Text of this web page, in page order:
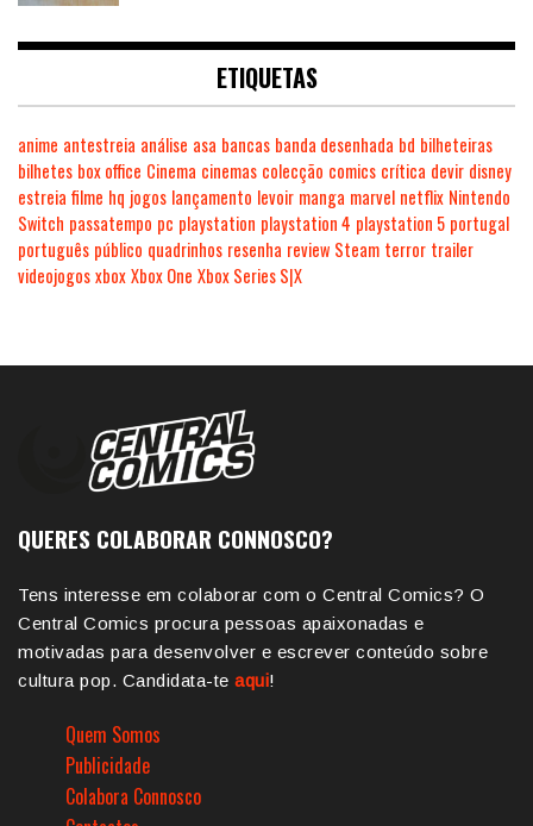
ETIQUETAS
anime antestreia análise asa bancas banda desenhada bd bilheteiras
bilhetes box office Cinema cinemas colecção comics crítica devir disney
estreia filme hq jogos lançamento levoir manga marvel netflix Nintendo
Switch passatempo pc playstation playstation 4 playstation 5 portugal
português público quadrinhos resenha review Steam terror trailer
videojogosxboxXbox One Xbox Series S|X
QUERES COLABORAR CONNOSCO?
Tens interesse em colaborar com o Central Comics? O
Central Comics procura pessoas apaixonadas e
motivadas para desenvolver e escrever conteúdo sobre
cultura pop. Candidata-te aqui!
Quem Somos
Publicidade
Colabora Connosco